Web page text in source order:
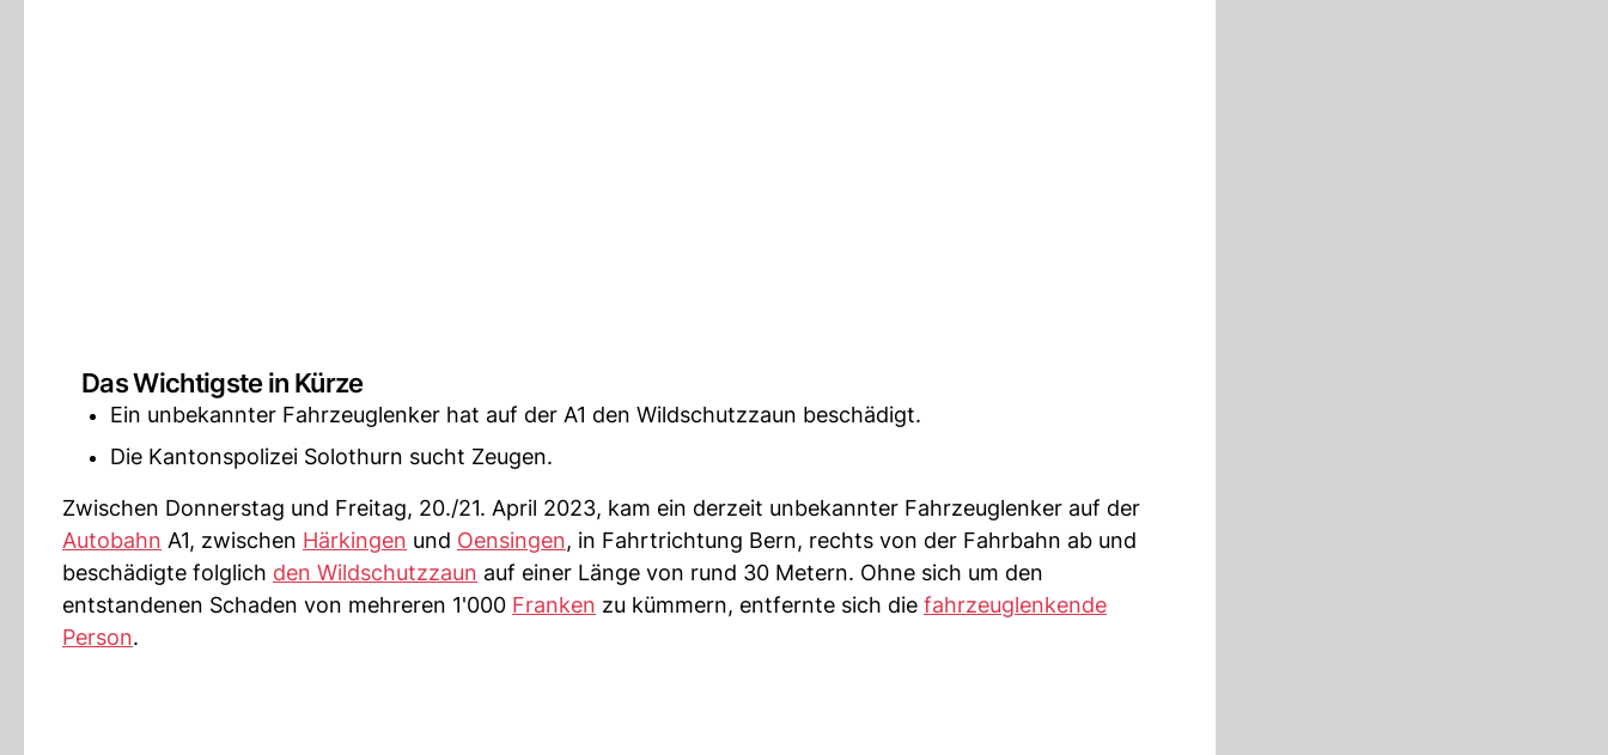
Das Wichtigste in Kürze
Ein unbekannter Fahrzeuglenker hat auf der A1 den Wildschutzzaun beschädigt.
Die Kantonspolizei Solothurn sucht Zeugen.
Zwischen Donnerstag und Freitag, 20./21. April 2023, kam ein derzeit unbekannter Fahrzeuglenker auf der
Autobahn A1, zwischen Härkingen und Oensingen, in Fahrtrichtung Bern, rechts von der Fahrbahn ab und
beschädigte folglich den Wildschutzzaun auf einer Länge von rund 30 Metern. Ohne sich um den
entstandenen Schaden von mehreren 1'000 Franken zu kümmern, entfernte sich die fahrzeuglenkende
Person.